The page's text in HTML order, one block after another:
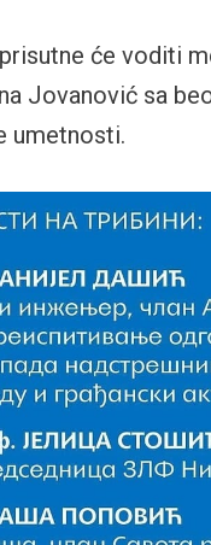
će voditi
Jovanović sa
umetnosti.